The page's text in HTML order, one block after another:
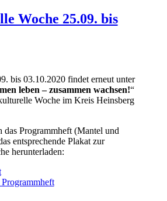
Woche 25.09. bis
bis 03.10.2020 findet erneut unter
leben – zusammen wachsen!“
Woche im Kreis Heinsberg
das Programmheft (Mantel und
entsprechende Plakat zur
herunterladen: